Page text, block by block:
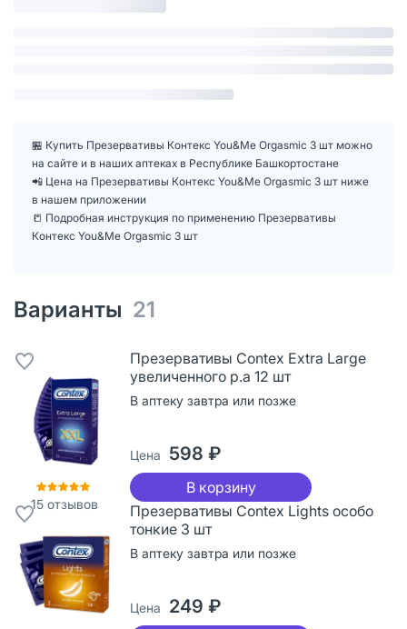
🏪 Купить Презервативы Контекс You&Me Orgasmic 3 шт можно
на сайте и в наших аптеках в Республике Башкортостане
📲 Цена на Презервативы Контекс You&Me Orgasmic 3 шт ниже
в нашем приложении
📒 Подробная инструкция по применению Презервативы
Контекс You&Me Orgasmic 3 шт
Варианты 21
15 отзывов
Презервативы Contex Extra Large
увеличенного р.а 12 шт
В аптеку завтра или позже
Цена 598 ₽
В корзину
Презервативы Contex Lights особо
тонкие 3 шт
В аптеку завтра или позже
Цена 249 ₽